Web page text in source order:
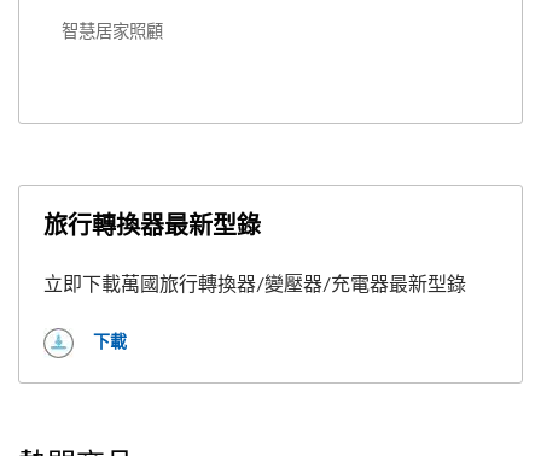
智慧居家照顧
旅行轉換器最新型錄
立即下載萬國旅行轉換器/變壓器/充電器最新型錄
下載